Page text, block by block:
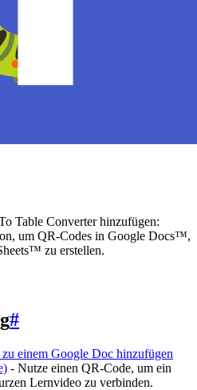
Table Converter hinzufügen:
um QR-Codes in Google Docs™,
zu erstellen.
#
einem Google Doc hinzufügen
- Nutze einen QR-Code, um ein
Lernvideo zu verbinden.